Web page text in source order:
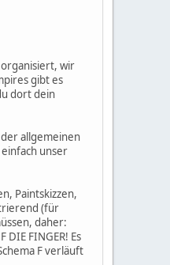
organisiert, wir
gibt es
dort dein
allgemeinen
unser
Paintskizzen,
(für
daher:
DIE FINGER! Es
F verläuft